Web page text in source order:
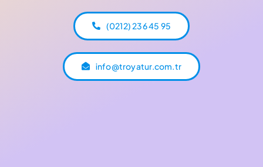
(0212) 236 45 95
info@troyatur.com.tr